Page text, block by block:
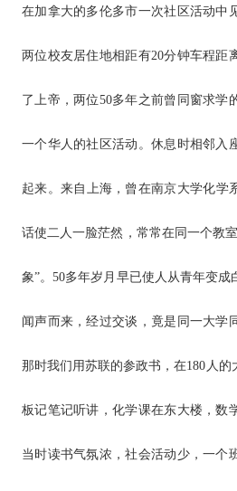
在加拿大的多伦多市一次社区活动中
两位校友居住地相距有20分钟车程距
了上帝，两位50多年之前曾同窗求学
一个华人的社区活动。休息时相邻入
起来。来自上海，曾在南京大学化学
话使二人一脸茫然，常常在同一个教
象”。50多年岁月早已使人从青年变成
闻声而来，经过交谈，竟是同一大学
那时我们用苏联的参政书，在180人
板记笔记听讲，化学课在东大楼，数
当时读书气氛浓，社会活动少，一个